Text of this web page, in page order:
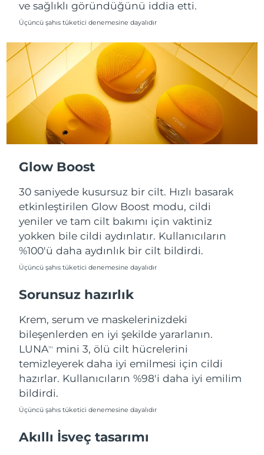
ve sağlıklı göründüğünü iddia etti.
Üçüncü şahıs tüketici denemesine dayalıdır
Glow Boost
30 saniyede kusursuz bir cilt. Hızlı basarak
etkinleştirilen Glow Boost modu, cildi
yeniler ve tam cilt bakımı için vaktiniz
yokken bile cildi aydınlatır. Kullanıcıların
%100'ü daha aydınlık bir cilt bildirdi.
Üçüncü şahıs tüketici denemesine dayalıdır
Sorunsuz hazırlık
Krem, serum ve maskelerinizdeki
bileşenlerden en iyi şekilde yararlanın.
LUNATM
mini 3, ölü cilt hücrelerini
temizleyerek daha iyi emilmesi için cildi
hazırlar. Kullanıcıların %98'i daha iyi emilim
bildirdi.
Üçüncü şahıs tüketici denemesine dayalıdır
Akıllı İsveç tasarımı
Slovakya Tahmini teslim tarihi
Slovenya Tahmini teslim tarihi
Güney Afrika Tahmini teslim tarihi 8/18/26
Güney Kore Tahmini teslim tarihi8/12/26
İspanya Tahmini teslim tarihi8/10/26
İsveç
İsviçre Tahmini teslim tarihi8/10/26
Tayvan Tahmini teslim tarihi
Tayland Tahmini teslim tarihi
Türkiye Tahmini teslim tarihi
Birleşik Arap
Emirlikleri
Birleşik Krallık Tahmini teslim tarihi
Amerika Birleşik
Devletleri
Tahmini teslim tarihi8/11/26
Özbekistan Tahmini teslim tarihi
Vietnam Tahmini teslim tarihi